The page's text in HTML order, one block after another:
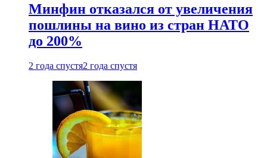
Минфин отказался от увеличения
пошлины на вино из стран НАТО
до 200%
2 года спустя2 года спустя